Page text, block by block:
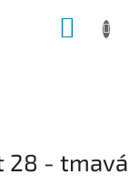
28 - tmavá